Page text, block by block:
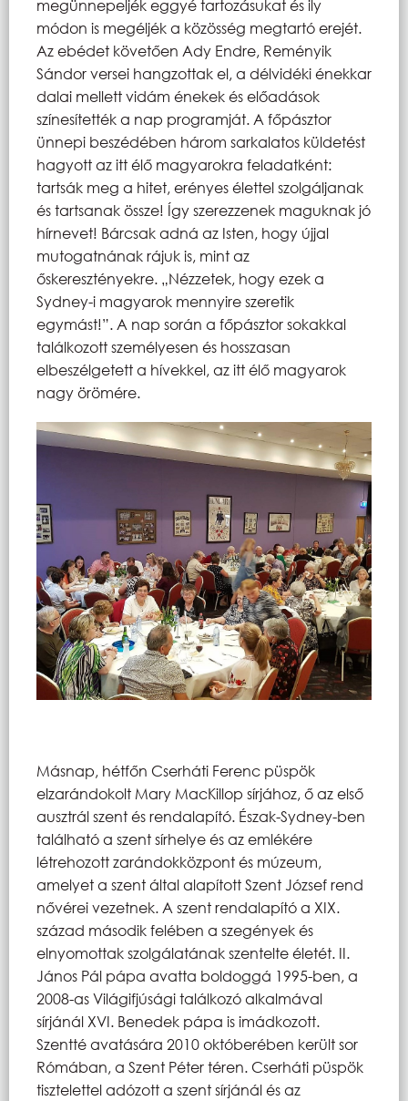
megünnepeljék eggyé tartozásukat és ily
módon is megéljék a közösség megtartó erejét.
Az ebédet követően Ady Endre, Reményik
Sándor versei hangzottak el, a délvidéki énekkar
dalai mellett vidám énekek és előadások
színesítették a nap programját. A főpásztor
ünnepi beszédében három sarkalatos küldetést
hagyott az itt élő magyarokra feladatként:
tartsák meg a hitet, erényes élettel szolgáljanak
és tartsanak össze! Így szerezzenek maguknak jó
hírnevet! Bárcsak adná az Isten, hogy újjal
mutogatnának rájuk is, mint az
őskeresztényekre. „Nézzetek, hogy ezek a
Sydney-i magyarok mennyire szeretik
egymást!”. A nap során a főpásztor sokakkal
találkozott személyesen és hosszasan
elbeszélgetett a hívekkel, az itt élő magyarok
nagy örömére.
Másnap, hétfőn Cserháti Ferenc püspök
elzarándokolt Mary MacKillop sírjához, ő az első
ausztrál szent és rendalapító. Észak-Sydney-ben
található a szent sírhelye és az emlékére
létrehozott zarándokközpont és múzeum,
amelyet a szent által alapított Szent József rend
nővérei vezetnek. A szent rendalapító a XIX.
század második felében a szegények és
elnyomottak szolgálatának szentelte életét. II.
János Pál pápa avatta boldoggá 1995-ben, a
2008-as Világifjúsági találkozó alkalmával
sírjánál XVI. Benedek pápa is imádkozott.
Szentté avatására 2010 októberében került sor
Rómában, a Szent Péter téren. Cserháti püspök
tisztelettel adózott a szent sírjánál és az